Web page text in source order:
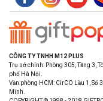
CÔNG TY TNHH M12 PLUS
Trụ sở chính: Phòng 305, Tầng 3,
phố Hà Nội.
Văn phòng HCM: CirCO Lầu 1,
Minh.